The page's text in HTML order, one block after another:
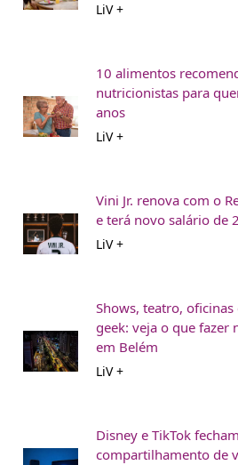
LiV +
10 alimentos
nutricionistas para
anos
LiV +
Vini Jr. renova com o
e terá novo salário de
LiV +
Shows, teatro,
geek: veja o que fazer
em Belém
LiV +
Disney e TikTok
compartilhamento de